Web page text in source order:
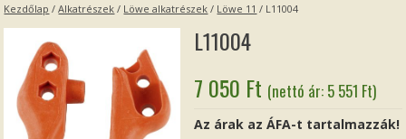
Kezdőlap /Alkatrészek / Löwe alkatrészek / Löwe 11 / L11004
L11004
7 050 Ft (nettó ár: 5 551 Ft)
Az árak az ÁFA-t tartalmazzák!